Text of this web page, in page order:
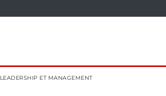
LEADERSHIP ET MANAGEMENT